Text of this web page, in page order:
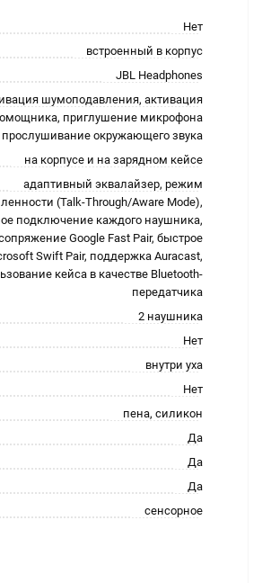
Нет
встроенный в корпус
JBL Headphones
шумоподавления, активация
приглушение микрофона
прослушивание окружающего звука
на корпусе и на зарядном кейсе
адаптивный эквалайзер, режим
(Talk-Through/Aware Mode),
подключение каждого наушника,
Google Fast Pair, быстрое
Swift Pair, поддержка Auracast,
кейса в качестве Bluetooth-
передатчика
2 наушника
Нет
внутри уха
Нет
пена, силикон
Да
Да
Да
сенсорное